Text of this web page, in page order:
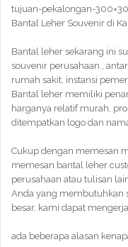
tujuan-pekalongan-
Bantal Leher Souvenir di
Bantal leher sekarang ini
souvenir perusahaan ,
rumah sakit, instansi
Bantal leher memiliki
harganya relatif murah,
ditempatkan logo dan
Cukup dengan memesan
memesan bantal leher
perusahaan atau tulisan
Anda yang membutuhkan
besar, kami dapat
ada beberapa alasan